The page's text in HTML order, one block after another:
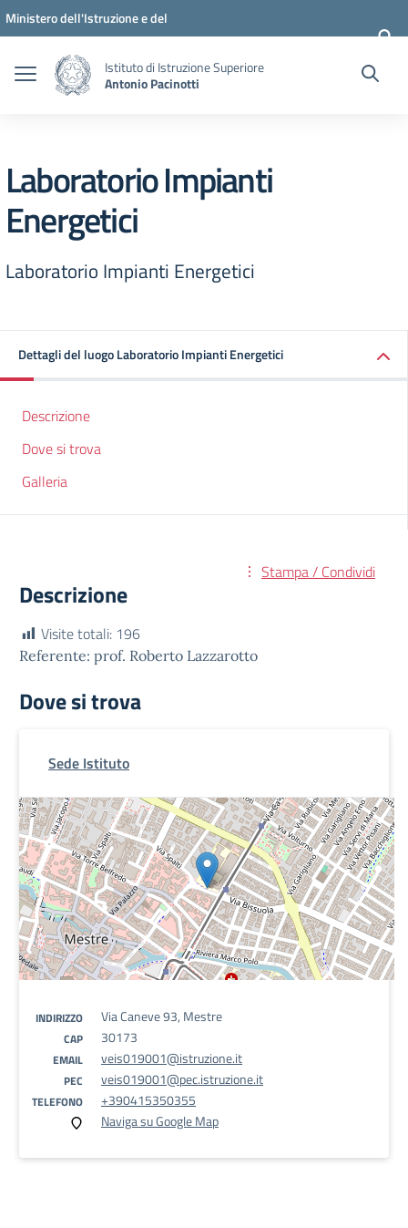
Vai ai contenuti
Vai al menu di navigazione
Vai al footer
Ministero dell'Istruzione e del
Istituto di Istruzione Superiore
Antonio Pacinotti
Laboratorio Impianti
Energetici
Laboratorio Impianti Energetici
Dettagli del luogo Laboratorio Impianti Energetici
Descrizione
Dove si trova
Galleria
Stampa / Condividi
Descrizione
Visite totali: 196
Referente: prof. Roberto Lazzarotto
Dove si trova
Sede Istituto
INDIRIZZO Via Caneve 93, Mestre
CAP 30173
EMAIL veis019001@istruzione.it
PEC veis019001@pec.istruzione.it
TELEFONO
+390415350355
Naviga su Google Map